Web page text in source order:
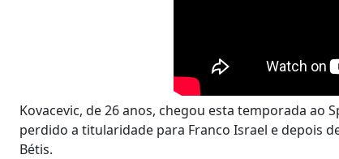
Kovacevic, de 26 anos, chegou esta temporada
perdido a titularidade para Franco Israel e depois
Bétis.